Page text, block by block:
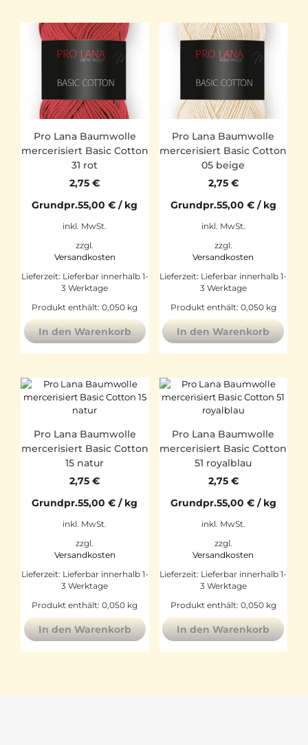
Pro Lana Baumwolle
mercerisiert Basic Cotton
31 rot
2,75€
Grundpr.55,00€ / kg
inkl. MwSt.
zzgl.
Versandkosten
Lieferzeit: Lieferbar innerhalb 1-
3 Werktage
Produkt enthält: 0,050 kg
In den Warenkorb
Pro Lana Baumwolle
mercerisiert Basic Cotton
05 beige
2,75 €
Grundpr.55,00 €/ kg
inkl. MwSt.
zzgl.
Versandkosten
Lieferzeit: Lieferbar innerhalb 1-
3 Werktage
Produkt enthält: 0,050 kg
In den Warenkorb
Pro Lana Baumwolle
mercerisiert Basic Cotton
15 natur
2,75€
Grundpr.55,00€ / kg
inkl. MwSt.
zzgl.
Versandkosten
Lieferzeit: Lieferbar innerhalb 1-
3 Werktage
Produkt enthält: 0,050 kg
In den Warenkorb
Pro Lana Baumwolle
mercerisiert Basic Cotton
51 royalblau
2,75 €
Grundpr.55,00 €/ kg
inkl. MwSt.
zzgl.
Versandkosten
Lieferzeit: Lieferbar innerhalb 1-
3 Werktage
Produkt enthält: 0,050 kg
In den Warenkorb